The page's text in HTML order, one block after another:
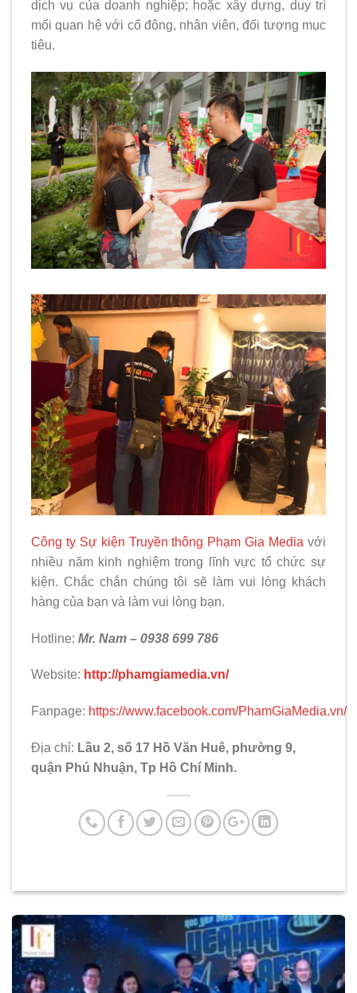
dịch vụ của doanh nghiệp; hoặc xây dựng, duy trì
mối quan hệ với cổ đông, nhân viên, đối tượng mục
tiêu.
Công ty Sự kiện Truyền thông Phạm Gia Media với
nhiều năm kinh nghiệm trong lĩnh vực tổ chức sự
kiện. Chắc chắn chúng tôi sẽ làm vui lòng khách
hàng của bạn và làm vui lòng bạn.
Hotline: Mr. Nam – 0938 699 786
Website: http://phamgiamedia.vn/
Fanpage: https://www.facebook.com/PhamGiaMedia.vn/
Địa chỉ: Lầu 2, số 17 Hồ Văn Huê, phường 9,
quận Phú Nhuận, Tp Hồ Chí Minh.